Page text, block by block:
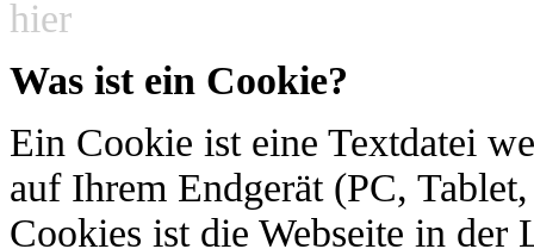
hier
Was ist ein Cookie?
Ein Cookie ist eine Textdatei
auf Ihrem Endgerät (PC,
Cookies ist die Webseite in der